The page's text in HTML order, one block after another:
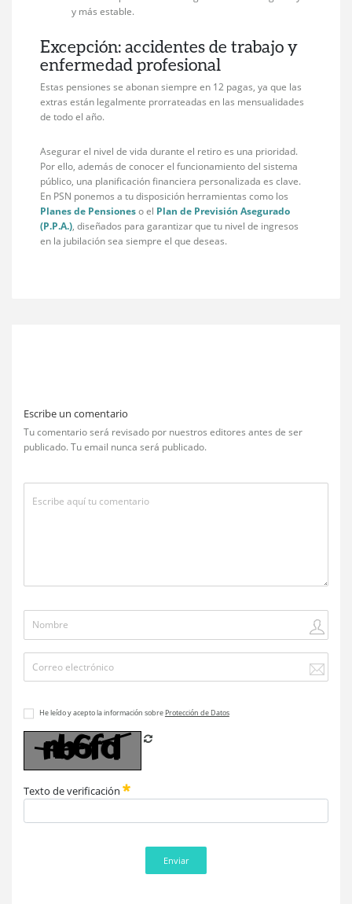
y más estable.
Excepción: accidentes de trabajo y
enfermedad profesional
Estas pensiones se abonan siempre en 12 pagas, ya que las
extras están legalmente prorrateadas en las mensualidades
de todo el año.
Asegurar el nivel de vida durante el retiro es una prioridad.
Por ello, además de conocer el funcionamiento del sistema
público, una planificación financiera personalizada es clave.
En PSN ponemos a tu disposición herramientas como los
Planes de Pensioneso el Plan de Previsión Asegurado
(P.P.A.), diseñados para garantizar que tu nivel de ingresos
en la jubilación sea siempre el que deseas.
Escribe un comentario
Tu comentario será revisado por nuestros editores antes de ser
publicado. Tu email nunca será publicado.
He leído y acepto la información sobre Protección de Datos
Texto de verificación
Enviar